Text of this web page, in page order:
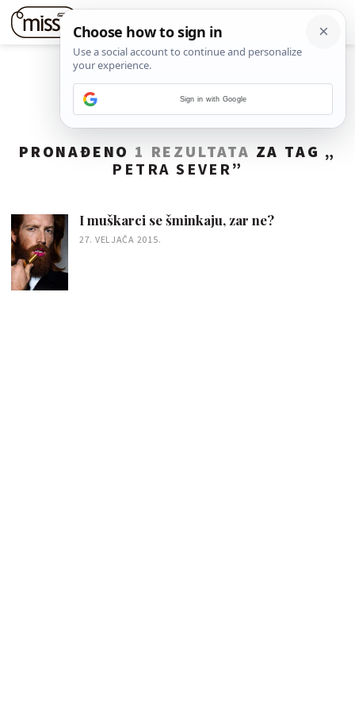
PRONAĐENO 1 REZULTATA ZA TAG „
PETRA SEVER”
I muškarci se šminkaju, zar ne?
27. VELJAČA 2015.
Sign in with Google